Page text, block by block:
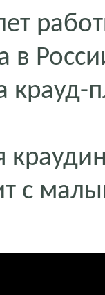
в
крауд-
с